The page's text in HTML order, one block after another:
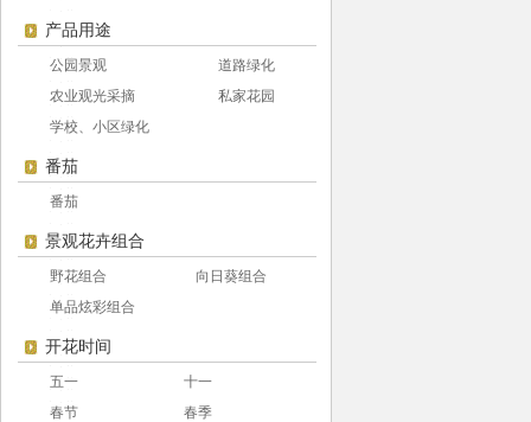
产品用途
公园景观
道路绿化
农业观光采摘
私家花园
学校、小区绿化
番茄
番茄
景观花卉组合
野花组合
向日葵组合
单品炫彩组合
开花时间
五一
十一
春节
春季